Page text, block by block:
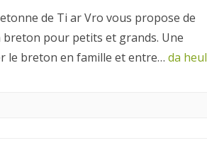
de Ti ar Vro vous propose de
pour petits et grands. Une
le breton en famille et entre… da heul